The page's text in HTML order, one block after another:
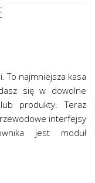
To najmniejsza kasa
się w dowolne
produkty. Teraz
interfejsy
jest moduł